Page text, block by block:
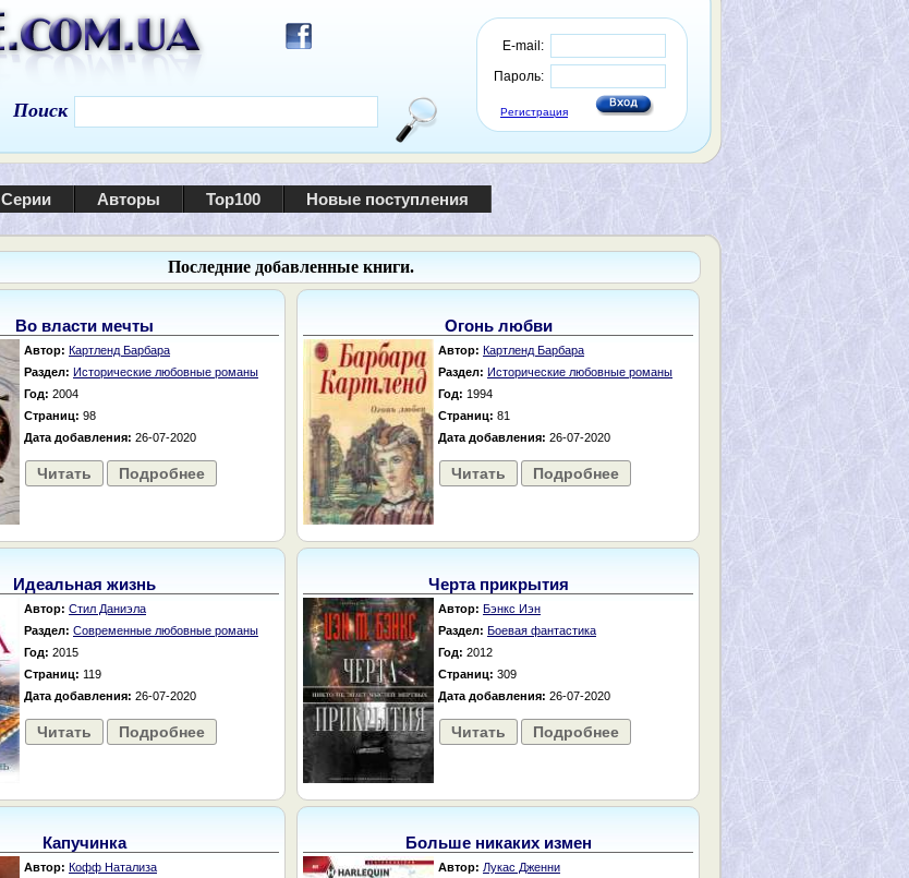
E-mail:
Пароль:
Регистрация
Поиск
Серии Авторы Top100 Новые поступления
Последние добавленные книги.
Во власти мечты
Автор: Картленд Барбара
Раздел: Исторические любовные романы
Год: 2004
Страниц: 98
Дата добавления: 26-07-2020
Читать Подробнее
Огонь любви
Автор: Картленд Барбара
Раздел: Исторические любовные романы
Год: 1994
Страниц: 81
Дата добавления: 26-07-2020
Читать Подробнее
Идеальная жизнь
Автор: Стил Даниэла
Раздел: Современные любовные романы
Год: 2015
Страниц: 119
Дата добавления: 26-07-2020
Читать Подробнее
Черта прикрытия
Автор: Бэнкс Иэн
Раздел: Боевая фантастика
Год: 2012
Страниц: 309
Дата добавления: 26-07-2020
Читать Подробнее
Капучинка
Автор: Кофф Натализа
Больше никаких измен
Автор: Лукас Дженни